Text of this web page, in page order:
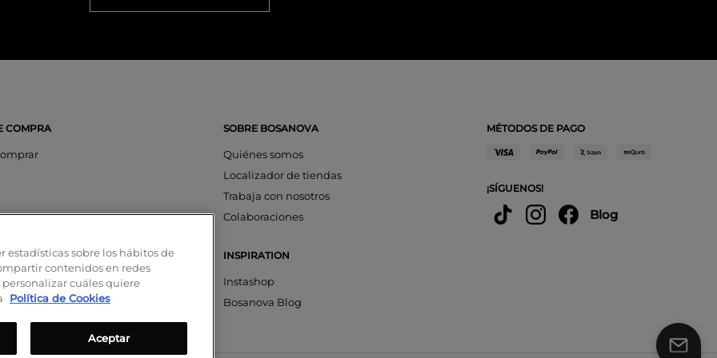
COMPRA
SeQura
SOBRE BOSANOVA
Quiénes somos
Localizador de tiendas
Trabaja con nosotros
Colaboraciones
INSPIRATION
Instashop
Bosanova Blog
MÉTODOS DE PAGO
¡SÍGUENOS!
Blog
estadísticas sobre los hábitos de
contenidos en redes
personalizar cuáles quiere
Política de Cookies
Aceptar